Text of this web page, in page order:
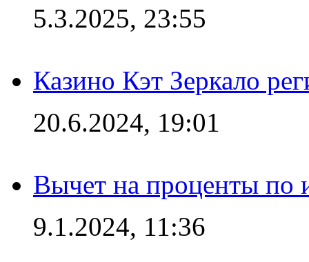
5.3.2025, 23:55
Казино Кэт Зеркало
20.6.2024, 19:01
Вычет на проценты по
9.1.2024, 11:36